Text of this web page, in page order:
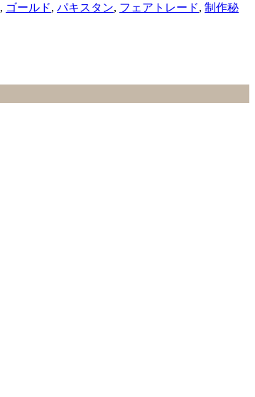
, ゴールド, パキスタン, フェアトレード, 制作秘